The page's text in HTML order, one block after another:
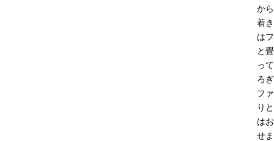
か
着
は
と
っ
ろ
フ
り
は
せ